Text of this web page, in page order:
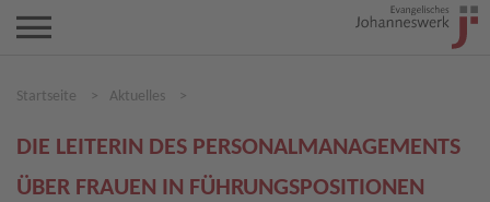
Startseite > Aktuelles >
DIE LEITERIN DES PERSONALMANAGEMENTS
ÜBER FRAUEN IN FÜHRUNGSPOSITIONEN